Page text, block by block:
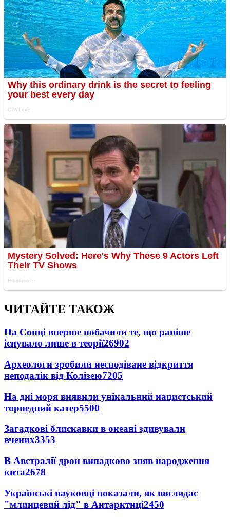
ЧИТАЙТЕ ТАКОЖ
На Сонці вперше побачили те, що раніше
існувало лише в теорії26902
Археологи зробили несподіване відкриття
неподалік від Колізею7205
На дні моря виявили унікальний нацистський
торпедний катер5500
Загадкові блискавки в океані здивували
вчених3353
В Австралії дрон випадково зняв народження
кита2678
Українські науковці показали, як виглядає
"млинцевий лід" в Антарктиці2450